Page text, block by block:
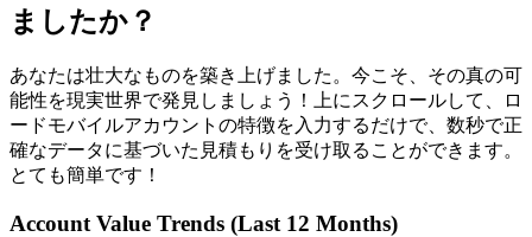
ましたか？
あなたは壮大なものを築き上げました。今こそ、その真の可
能性を現実世界で発見しましょう！上にスクロールして、ロ
ードモバイルアカウントの特徴を入力するだけで、数秒で正
確なデータに基づいた見積もりを受け取ることができます。
とても簡単です！
Account Value Trends (Last 12 Months)